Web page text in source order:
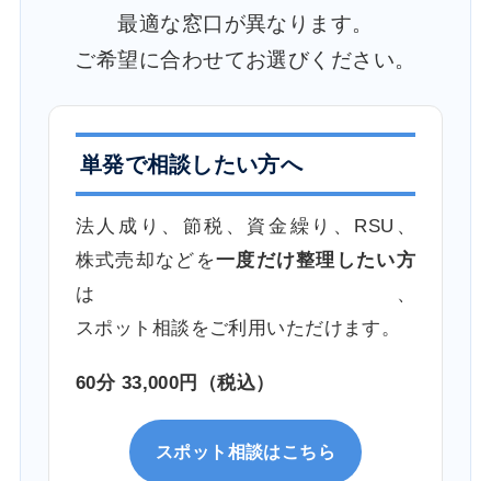
最適な窓口が異なります。
ご希望に合わせてお選びください。
単発で相談したい方へ
法人成り、節税、資金繰り、RSU、
株式売却などを一度だけ整理したい方
は、
スポット相談をご利用いただけます。
60分 33,000円（税込）
スポット相談はこちら